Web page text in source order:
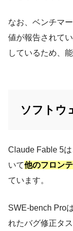
なお、ベンチマ
値が報告されて
しているため、
ソフトウ
Claude Fable 5
いて他のフロン
ています。
SWE-bench Pro
れたバグ修正タ